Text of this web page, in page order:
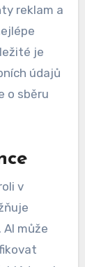
efektivita
mít
by
reklam a